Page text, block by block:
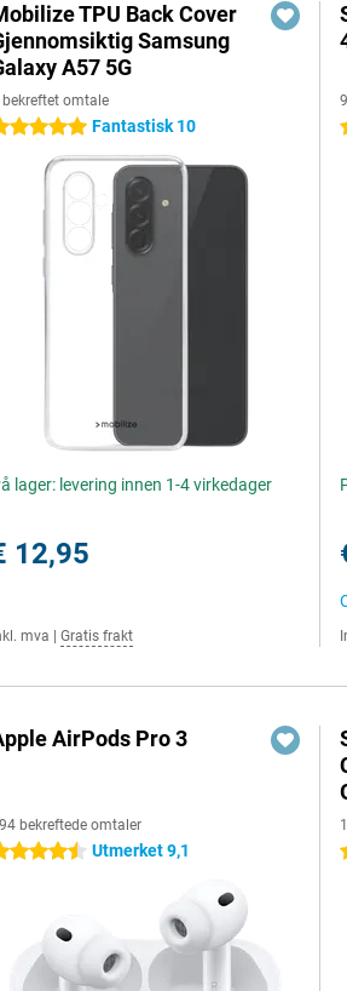
TPU Back Cover
Samsung
A57 5G
bekreftet omtale
stjerner Fantastisk 10
lager: levering innen 1-4 virkedager
12,95
mva Gratis frakt
AirPods Pro 3
bekreftede omtaler
stjerner Utmerket 9,1